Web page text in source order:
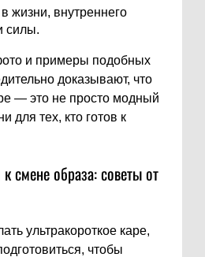
жизни, внутреннего
силы.
и примеры подобных
доказывают, что
— это не просто модный
для тех, кто готов к
смене образа: советы от
ультракороткое каре,
чтобы